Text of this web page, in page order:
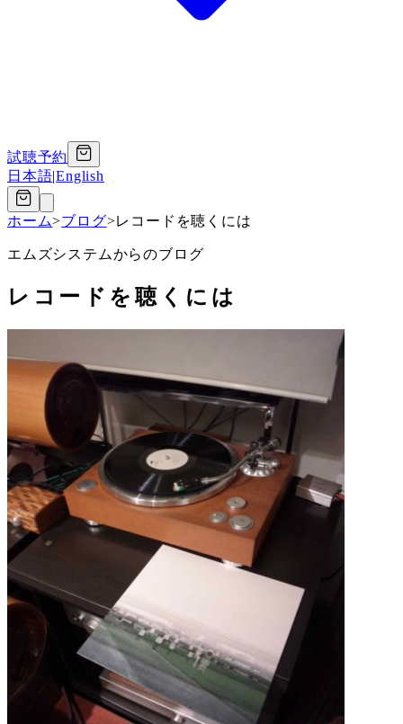
試聴予約
日本語|English
ホーム>ブログ>レコードを聴くには
エムズシステムからのブログ
レコードを聴くには